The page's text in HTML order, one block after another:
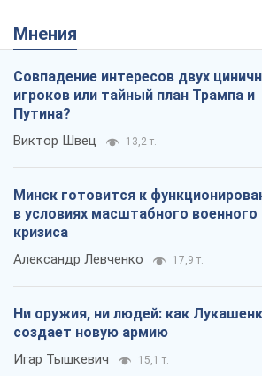
Мнения
Совпадение интересов двух
игроков или тайный план Трампа и
Путина?
Виктор Швец 13,2 т.
Минск готовится к
в условиях масштабного военного
кризиса
Александр Левченко 17,9 т.
Ни оружия, ни людей: как
создает новую армию
Игар Тышкевич 15,1 т.